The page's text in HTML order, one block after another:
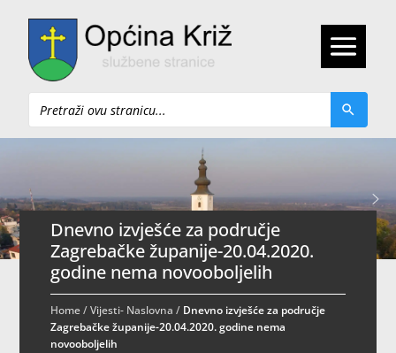
Pretraži
Dnevno izvješće za područje
Zagrebačke županije-20.04.2020.
godine nema novooboljelih
Home/Vijesti- Naslovna / Dnevno izvješće za područje
Zagrebačke županije-20.04.2020. godine nema
novooboljelih